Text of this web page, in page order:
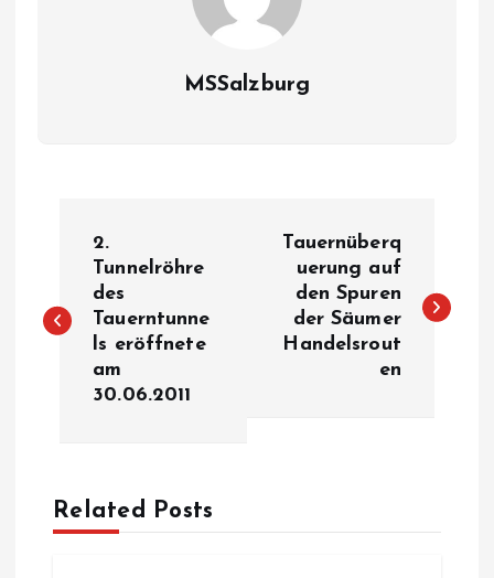
MSSalzburg
i
a
g
2.
Tunnelröhre
des
Tauerntunne
ls eröffnete
am
30.06.2011
Tauernüberq
uerung auf
den Spuren
der Säumer
Handelsrout
en
Related Posts